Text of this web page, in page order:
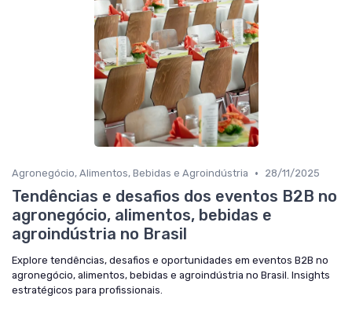
Agronegócio, Alimentos, Bebidas e Agroindústria • 28/11/2025
Tendências e desafios dos eventos B2B no
agronegócio, alimentos, bebidas e
agroindústria no Brasil
Explore tendências, desafios e oportunidades em eventos B2B no
agronegócio, alimentos, bebidas e agroindústria no Brasil. Insights
estratégicos para profissionais.